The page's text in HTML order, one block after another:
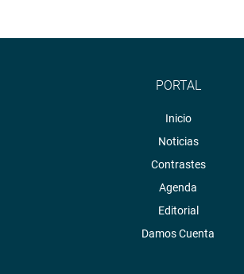
PORTAL
Inicio
Noticias
Contrastes
Agenda
Editorial
Damos Cuenta